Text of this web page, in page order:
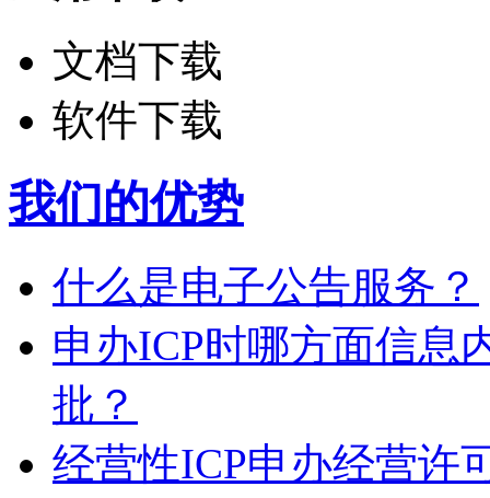
文档下载
软件下载
我们的优势
什么是电子公告服务？
申办ICP时哪方面信息
批？
经营性ICP申办经营许